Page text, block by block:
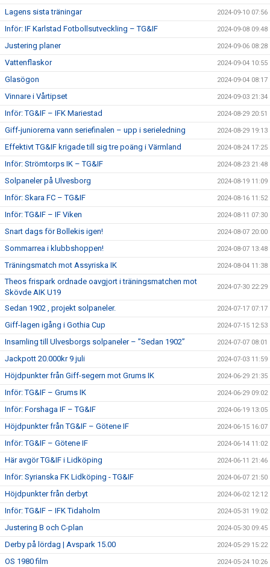
Lagens sista träningar 2024-09-10 07:56
Inför: IF Karlstad Fotbollsutveckling – TG&IF 2024-09-08 09:48
Justering planer 2024-09-06 08:28
Vattenflaskor 2024-09-04 10:55
Glasögon 2024-09-04 08:17
Vinnare i Vårtipset 2024-09-03 21:34
Inför: TG&IF – IFK Mariestad 2024-08-29 20:51
Giff-juniorerna vann seriefinalen – upp i serieledning 2024-08-29 19:13
Effektivt TG&IF krigade till sig tre poäng i Värmland 2024-08-24 17:25
Inför: Strömtorps IK – TG&IF 2024-08-23 21:48
Solpaneler på Ulvesborg 2024-08-19 11:09
Inför: Skara FC – TG&IF 2024-08-16 11:52
Inför: TG&IF – IF Viken 2024-08-11 07:30
Snart dags för Bollekis igen! 2024-08-07 20:00
Sommarrea i klubbshoppen! 2024-08-07 13:48
Träningsmatch mot Assyriska IK 2024-08-04 11:38
Theos frispark ordnade oavgjort i träningsmatchen mot
Skövde AIK U19
2024-07-30 22:29
Sedan 1902 , projekt solpaneler. 2024-07-17 07:17
Giff-lagen igång i Gothia Cup 2024-07-15 12:53
Insamling till Ulvesborgs solpaneler – ”Sedan 1902” 2024-07-07 08:01
Jackpott 20.000kr 9 juli 2024-07-03 11:59
Höjdpunkter från Giff-segern mot Grums IK 2024-06-29 21:35
Inför: TG&IF – Grums IK 2024-06-29 09:02
Inför: Forshaga IF – TG&IF 2024-06-19 13:05
Höjdpunkter från TG&IF – Götene IF 2024-06-15 16:07
Inför: TG&IF – Götene IF 2024-06-14 11:02
Här avgör TG&IF i Lidköping 2024-06-11 21:46
Inför: Syrianska FK Lidköping - TG&IF 2024-06-07 21:50
Höjdpunkter från derbyt 2024-06-02 12:12
Inför: TG&IF – IFK Tidaholm 2024-05-31 19:02
Justering B och C-plan 2024-05-30 09:45
Derby på lördag | Avspark 15.00 2024-05-29 15:22
OS 1980 film 2024-05-24 10:26